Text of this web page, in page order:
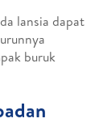
lansia dapat
buruk